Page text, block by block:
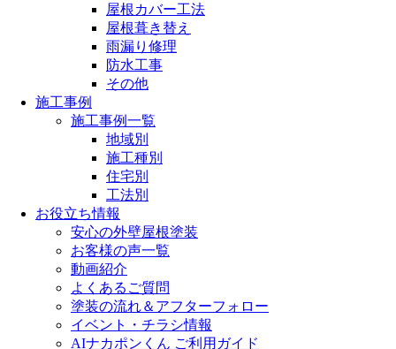
屋根カバー工法
屋根葺き替え
雨漏り修理
防水工事
その他
施工事例
施工事例一覧
地域別
施工種別
住宅別
工法別
お役立ち情報
安心の外壁屋根塗装
お客様の声一覧
動画紹介
よくあるご質問
塗装の流れ＆アフターフォロー
イベント・チラシ情報
AIナカポンくん ご利用ガイド